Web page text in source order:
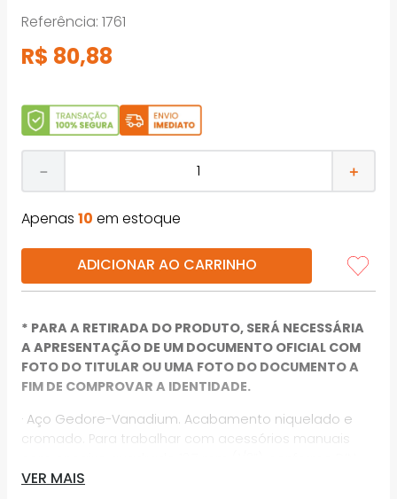
Referência: 1761
R$ 80,88
＋
－
Apenas 10 em estoque
ADICIONAR AO CARRINHO
* PARA A RETIRADA DO PRODUTO, SERÁ NECESSÁRIA
A APRESENTAÇÃO DE UM DOCUMENTO OFICIAL COM
FOTO DO TITULAR OU UMA FOTO DO DOCUMENTO A
FIM DE COMPROVAR A IDENTIDADE.
· Aço Gedore-Vanadium. Acabamento niquelado e
cromado. Para trabalhar com acessórios manuais
3120 - C 12.5, ISO 1174. Indicado para parafusos e porcas
VER MAIS